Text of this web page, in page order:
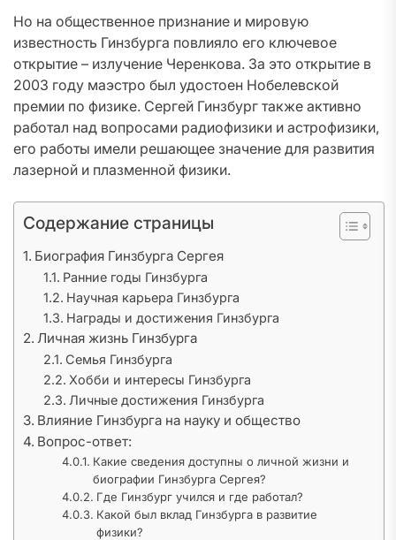
Но на общественное признание и мировую
известность Гинзбурга повлияло его ключевое
открытие – излучение Черенкова. За это открытие в
2003 году маэстро был удостоен Нобелевской
премии по физике. Сергей Гинзбург также активно
работал над вопросами радиофизики и астрофизики,
его работы имели решающее значение для развития
лазерной и плазменной физики.
Содержание страницы
Биография Гинзбурга Сергея
Ранние годы Гинзбурга
Научная карьера Гинзбурга
Награды и достижения Гинзбурга
Личная жизнь Гинзбурга
Семья Гинзбурга
Хобби и интересы Гинзбурга
Личные достижения Гинзбурга
Влияние Гинзбурга на науку и общество
Вопрос-ответ:
Какие сведения доступны о личной жизни и
биографии Гинзбурга Сергея?
Где Гинзбург учился и где работал?
Какой был вклад Гинзбурга в развитие
физики?